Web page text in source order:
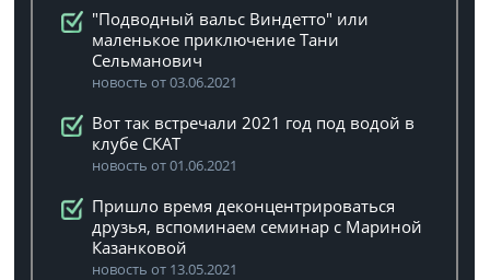
"Подводный вальс Виндетто" или
маленькое приключение Тани
Сельманович
новость от 03.06.2021
Вот так встречали 2021 год под водой в
клубе СКАТ
новость от 01.06.2021
Пришло время деконцентрироваться
друзья, вспоминаем семинар с Мариной
Казанковой
новость от 13.05.2021